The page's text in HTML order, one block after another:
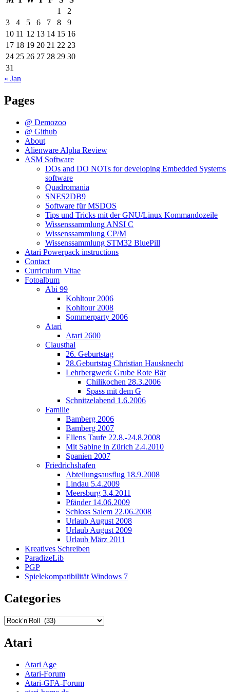
1
2
3
4 5 6 7 8
9
10 11 12 13 14 15 16
17 18 19 20 21 22 23
24 25 26 27 28 29 30
31
« Jan
Pages
@ Demozoo
@ Github
About
Alienware Alpha Review
ASM Software
DOs and DO NOTs for developing Embedded Systems
software
Quadromania
SNES2DB9
Software für MSDOS
Tips und Tricks mit der GNU/Linux Kommandozeile
Wissenssammlung ANSI C
Wissenssammlung CP/M
Wissenssammlung STM32 BluePill
Atari Powerpack instructions
Contact
Curriculum Vitae
Fotoalbum
Abi 99
Kohltour 2006
Kohltour 2008
Sommerparty 2006
Atari
Atari 2600
Clausthal
26. Geburtstag
28.Geburtstag Christian Hausknecht
Lehrbergwerk Grube Rote Bär
Chilikochen 28.3.2006
Spass mit dem G
Schnitzelabend 1.6.2006
Familie
Bamberg 2006
Bamberg 2007
Ellens Taufe 22.8.-24.8.2008
Mit Sabine in Zürich 2.4.2010
Spanien 2007
Friedrichshafen
Abteilungsausflug 18.9.2008
Lindau 5.4.2009
Meersburg 3.4.2011
Pfänder 14.06.2009
Schloss Salem 22.06.2008
Urlaub August 2008
Urlaub August 2009
Urlaub März 2011
Kreatives Schreiben
ParadizeLib
PGP
Spielekompatibilität Windows 7
Categories
Categories
Atari
Atari Age
Atari-Forum
Atari-GFA-Forum